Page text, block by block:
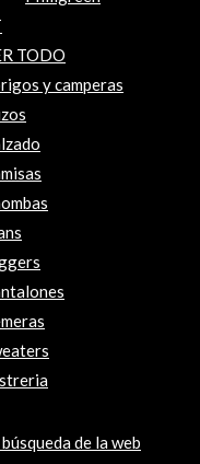
TODO
y camperas
de la web